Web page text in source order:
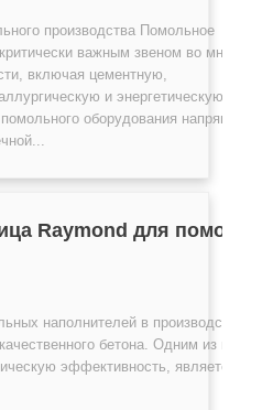
производства Помольное
важным звеном во многих
включая цементную,
и энергетическую.
оборудования напрямую
Raymond для помола
наполнителей в производстве
бетона. Одним из
эффективность, является